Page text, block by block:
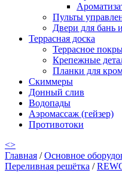
Пульты
Двери для бань
Террасная доска
Террасное
Крепежные
Планки для
Скиммеры
Донный слив
Водопады
Аэромассаж (гейзер)
Противотоки
<>
Главная /Основное
Переливная решётка /